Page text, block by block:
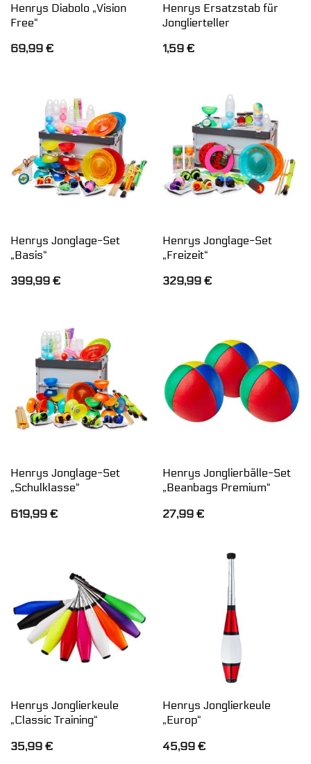
Henrys Diabolo „Vision
Free“
69,99 €
Henrys Ersatzstab für
Jonglierteller
1,59 €
Henrys Jonglage-Set
„Basis“
399,99 €
Henrys Jonglage-Set
„Freizeit“
329,99 €
Henrys Jonglage-Set
„Schulklasse“
619,99 €
Henrys Jonglierbälle-Set
„Beanbags Premium“
27,99 €
Henrys Jonglierkeule
„Classic Training“
35,99 €
Henrys Jonglierkeule
„Europ“
45,99 €